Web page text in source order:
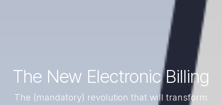
The New Electronic Billing
The (mandatory) revolution that will transform